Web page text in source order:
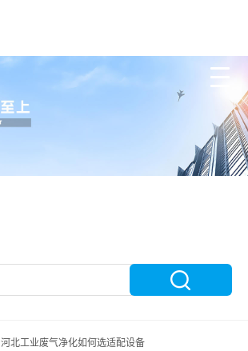
河北工业废气净化如何选适配设备